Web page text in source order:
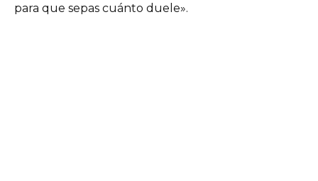
para que sepas cuánto duele».